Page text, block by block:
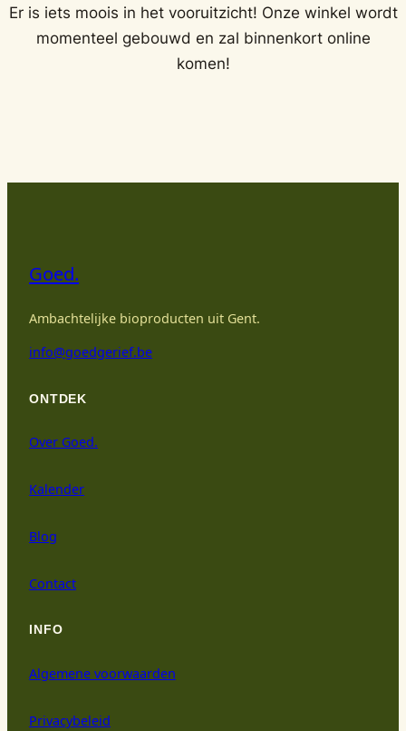
Er is iets moois in het vooruitzicht! Onze winkel wordt
momenteel gebouwd en zal binnenkort online
komen!
Goed.
Ambachtelijke bioproducten uit Gent.
info@goedgerief.be
ONTDEK
Over Goed.
Kalender
Blog
Contact
INFO
Algemene voorwaarden
Privacybeleid